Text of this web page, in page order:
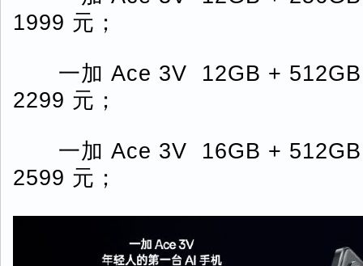
1999 元；
一加 Ace 3V 12GB + 512GB
2299 元；
一加 Ace 3V 16GB + 512GB
2599 元；